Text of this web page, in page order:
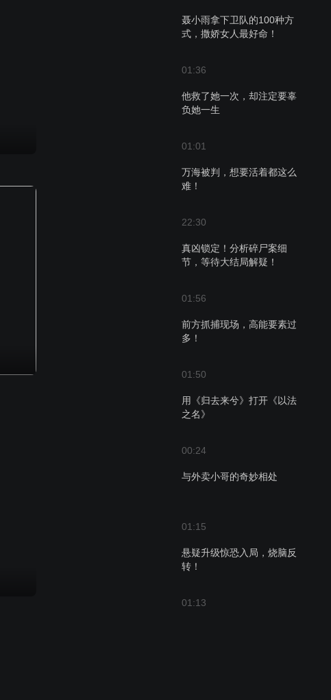
聂小雨拿下卫队的100种方
式，撒娇女人最好命！
01:36
他救了她一次，却注定要辜
负她一生
01:01
万海被判，想要活着都这么
难！
22:30
真凶锁定！分析碎尸案细
节，等待大结局解疑！
01:56
前方抓捕现场，高能要素过
多！
01:50
用《归去来兮》打开《以法
之名》
00:24
与外卖小哥的奇妙相处
01:15
悬疑升级惊恐入局，烧脑反
转！
01:13